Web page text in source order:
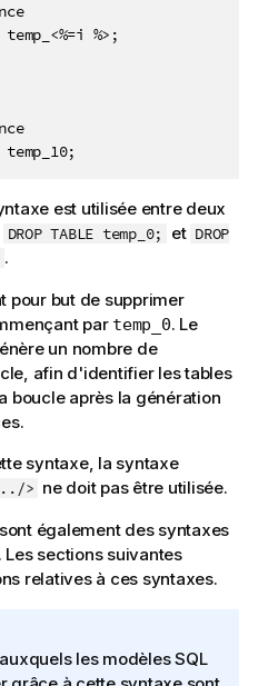
%>;
temp_10;
est utilisée entre deux
DROP TABLE temp_0; et DROP
.
pour but de supprimer
par temp_0. Le
un nombre de
afin d'identifier les tables
boucle après la génération
syntaxe, la syntaxe
> ne doit pas être utilisée.
également des syntaxes
Les sections suivantes
relatives à ces syntaxes.
les modèles SQL